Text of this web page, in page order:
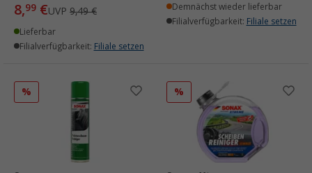
8,99 €UVP 9,49 €
Lieferbar
Filialverfügbarkeit: Filiale setzen
Demnächst wieder lieferbar
Filialverfügbarkeit: Filiale setzen
% %